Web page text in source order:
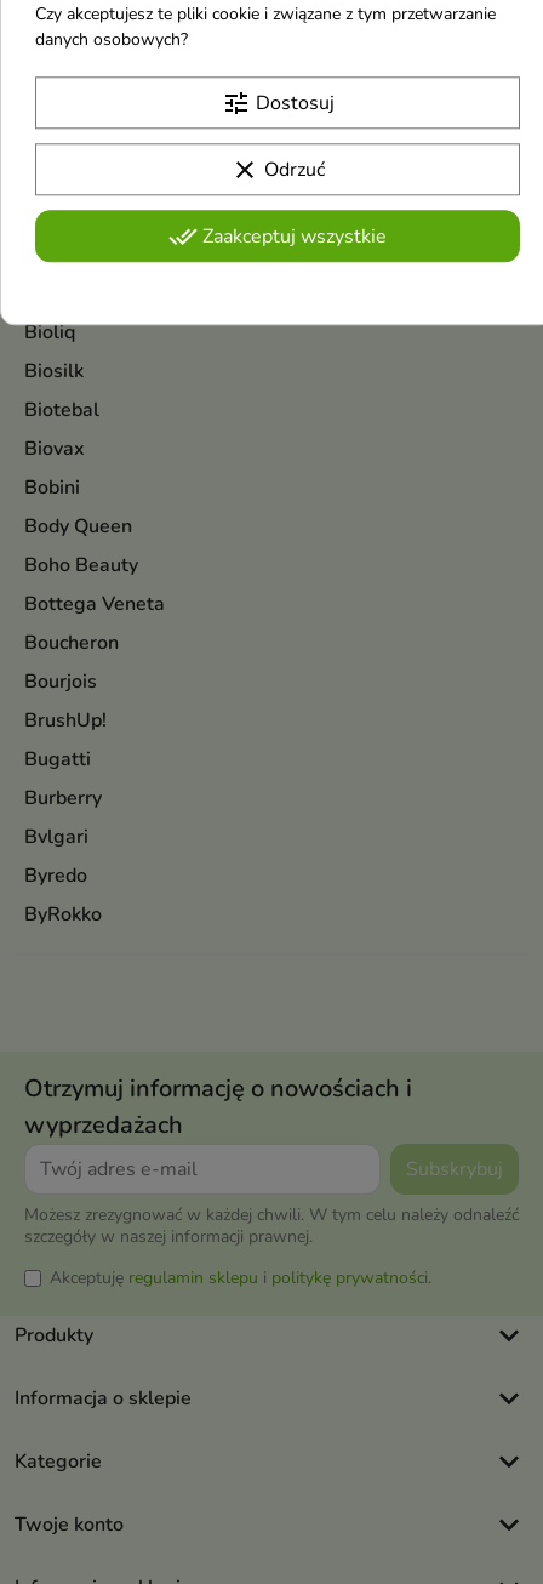
Biały Jeleń
Bielenda Professional
Biodance
Bioderma
Bioliq
Biosilk
Biotebal
Biovax
Bobini
Body Queen
Boho Beauty
Bottega Veneta
Boucheron
Bourjois
BrushUp!
Bugatti
Burberry
Bvlgari
Byredo
ByRokko
Otrzymuj informację o nowościach i
wyprzedażach
Możesz zrezygnować w każdej chwili. W tym celu należy odnaleźć
szczegóły w naszej informacji prawnej.
Akceptuję regulamin sklepu i politykę prywatności.
Produkty keyboard_arrow_down
Informacja o sklepie keyboard_arrow_down
Kategorie keyboard_arrow_down
Twoje konto keyboard_arrow_down
Czy akceptujesz te pliki cookie i związane z tym przetwarzanie
danych osobowych?
tune Dostosuj
clear Odrzuć
done_allZaakceptuj wszystkie